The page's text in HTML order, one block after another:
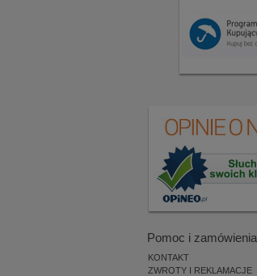
Pomoc i zamówienia
KONTAKT
ZWROTY I REKLAMACJE